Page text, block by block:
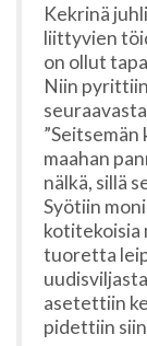
i
s
s
ä
(
A
v
a
u
u
u
u
u
d
e
s
s
a
i
k
k
i
s
s
a
(
A
v
a
t
u
u
u
u
d
e
s
s
a
i
k
Kekrinä
liittyvien
on ollut
Niin
maahan
nälkä, sillä
Syötiin
kotitekoisia
tuoretta
asetettiin
pidettiin